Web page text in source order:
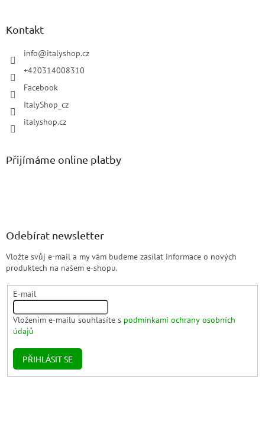
Kontakt
info@italyshop.cz
+420314008310
Facebook
ItalyShop_cz
italyshop.cz
Přijímáme online platby
Odebírat newsletter
Vložte svůj e-mail a my vám budeme zasílat informace o nových
produktech na našem e-shopu.
E-mail
Vložením e-mailu souhlasíte s podmínkami ochrany osobních
údajů
PŘIHLÁSIT SE